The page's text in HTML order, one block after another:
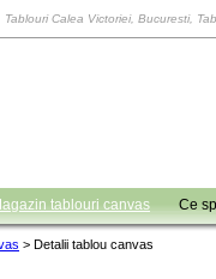
Tablouri Calea Victoriei, Bucuresti,
tablouri canvas Ce
> Detalii tablou canvas